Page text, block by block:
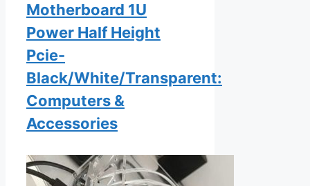
Motherboard 1U
Power Half Height
Pcie-
Black/White/Transparent:
Computers &
Accessories